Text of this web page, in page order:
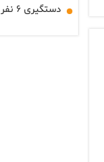
دستگیری ۶ نفر در بهشهر به اتهام تشویش اذهان عمومی